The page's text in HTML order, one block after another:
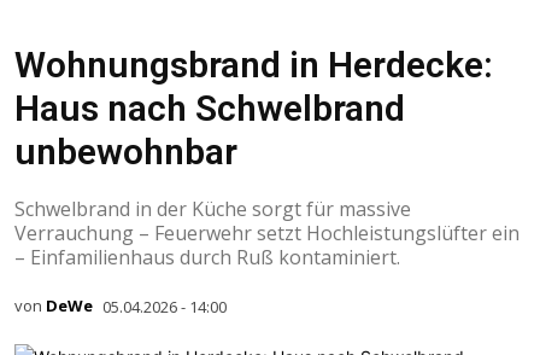
Wohnungsbrand in Herdecke:
Haus nach Schwelbrand
unbewohnbar
Schwelbrand in der Küche sorgt für massive
Verrauchung – Feuerwehr setzt Hochleistungslüfter ein
– Einfamilienhaus durch Ruß kontaminiert.
von DeWe 05.04.2026 - 14:00